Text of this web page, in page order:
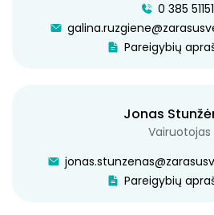
RADIOLOGIJOS SKYRIUS
KLINIKINĖS DIAGNOSTIKOS
SKUBIOSIOS MEDICINOS
SKUBIOSIOS MEDICINOS
0 385 51151
Pareigybių
Jonas
Vairuotojas
Pareigybių